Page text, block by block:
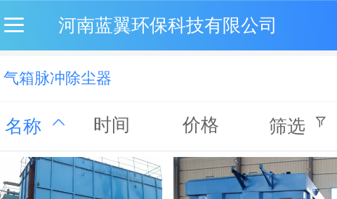
河南蓝翼环保科技有限公司
气箱脉冲除尘器
名称 时间 价格 筛选